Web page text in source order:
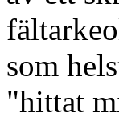
som
"hittat